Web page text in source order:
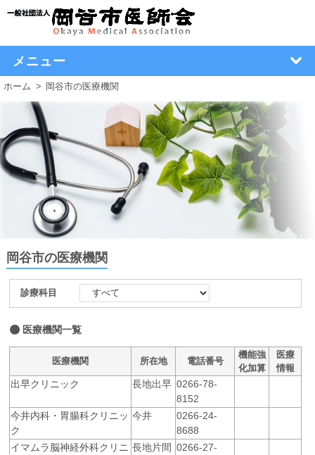
メニュー
ホーム 岡谷市の医療機関
岡谷市の医療機関
診療科目
医療機関一覧
医療機関 所在地 電話番号
機能強
化加算
医療
情報
出早クリニック 長地出早 0266-78-
8152
今井内科・胃腸科クリニッ
ク
今井
0266-24-
8688
イマムラ脳神経外科クリニ 長地片間 0266-27-